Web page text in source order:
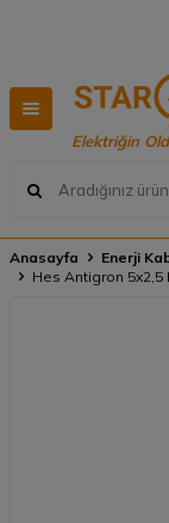
Elektriğin
Anasayfa Enerji
Hes Antigron 5x2,5